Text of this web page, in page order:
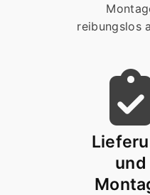
reibungslos
und